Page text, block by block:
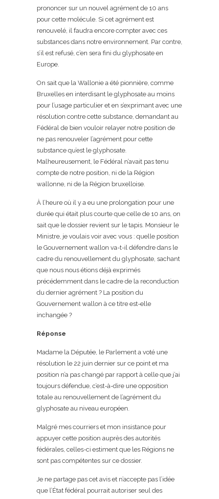
prononcer sur un nouvel agrément de 10 ans
pour cette molécule. Si cet agrément est
renouvelé, il faudra encore compter avec ces
substances dans notre environnement. Par contre,
s’il est refusé, c’en sera fini du glyphosate en
Europe.
On sait que la Wallonie a été pionnière, comme
Bruxelles en interdisant le glyphosate au moins
pour l’usage particulier et en s’exprimant avec une
résolution contre cette substance, demandant au
Fédéral de bien vouloir relayer notre position de
ne pas renouveler l’agrément pour cette
substance qu’est le glyphosate.
Malheureusement, le Fédéral n’avait pas tenu
compte de notre position, ni de la Région
wallonne, ni de la Région bruxelloise.
À l’heure où il y a eu une prolongation pour une
durée qui était plus courte que celle de 10 ans, on
sait que le dossier revient sur le tapis. Monsieur le
Ministre, je voulais voir avec vous : quelle position
le Gouvernement wallon va-t-il défendre dans le
cadre du renouvellement du glyphosate, sachant
que nous nous étions déjà exprimés
précédemment dans le cadre de la reconduction
du dernier agrément ? La position du
Gouvernement wallon à ce titre est-elle
inchangée ?
Réponse
Madame la Députée, le Parlement a voté une
résolution le 22 juin dernier sur ce point et ma
position n’a pas changé par rapport à celle que j’ai
toujours défendue, c’est-à-dire une opposition
totale au renouvellement de l’agrément du
glyphosate au niveau européen.
Malgré mes courriers et mon insistance pour
appuyer cette position auprès des autorités
fédérales, celles-ci estiment que les Régions ne
sont pas compétentes sur ce dossier.
Je ne partage pas cet avis et n’accepte pas l’idée
que l’État fédéral pourrait autoriser seul des